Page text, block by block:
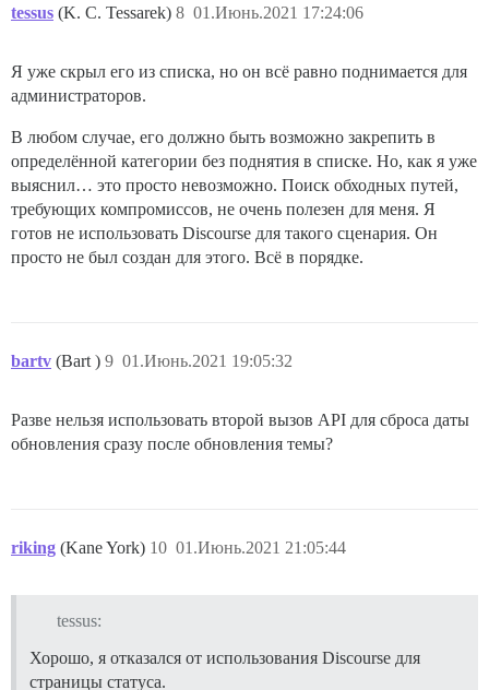
tessus (K. C. Tessarek) 01.Июнь.2021 17:24:06
8
Я уже скрыл его из списка, но он всё равно поднимается для
администраторов.
В любом случае, его должно быть возможно закрепить в
определённой категории без поднятия в списке. Но, как я уже
выяснил… это просто невозможно. Поиск обходных путей,
требующих компромиссов, не очень полезен для меня. Я
готов не использовать Discourse для такого сценария. Он
просто не был создан для этого. Всё в порядке.
bartv (Bart ) 01.Июнь.2021 19:05:32
9
Разве нельзя использовать второй вызов API для сброса даты
обновления сразу после обновления темы?
riking (Kane York) 01.Июнь.2021 21:05:44
10
tessus:
Хорошо, я отказался от использования Discourse для
страницы статуса.